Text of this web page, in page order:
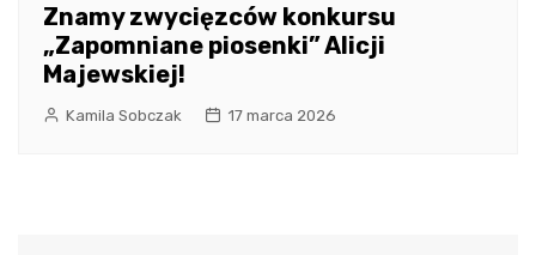
Znamy zwycięzców konkursu
„Zapomniane piosenki” Alicji
Majewskiej!
Kamila Sobczak 17 marca 2026